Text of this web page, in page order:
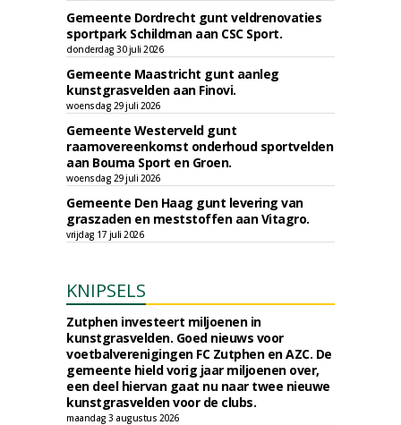
Gemeente Dordrecht gunt veldrenovaties
sportpark Schildman aan CSC Sport.
donderdag 30 juli 2026
Gemeente Maastricht gunt aanleg
kunstgrasvelden aan Finovi.
woensdag 29 juli 2026
Gemeente Westerveld gunt
raamovereenkomst onderhoud sportvelden
aan Bouma Sport en Groen.
woensdag 29 juli 2026
Gemeente Den Haag gunt levering van
graszaden en meststoffen aan Vitagro.
vrijdag 17 juli 2026
KNIPSELS
Zutphen investeert miljoenen in
kunstgrasvelden. Goed nieuws voor
voetbalverenigingen FC Zutphen en AZC. De
gemeente hield vorig jaar miljoenen over,
een deel hiervan gaat nu naar twee nieuwe
kunstgrasvelden voor de clubs.
maandag 3 augustus 2026